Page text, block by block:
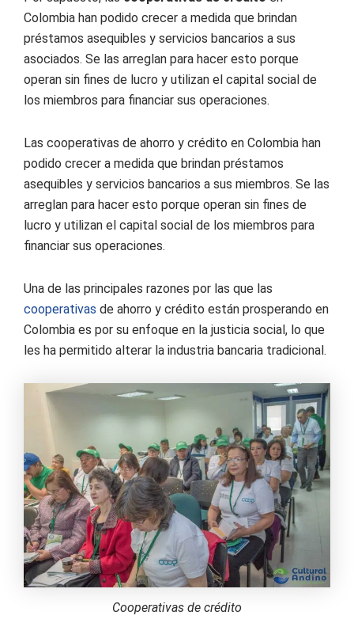
Colombia han podido crecer a medida que brindan
préstamos asequibles y servicios bancarios a sus
asociados. Se las arreglan para hacer esto porque
operan sin fines de lucro y utilizan el capital social de
los miembros para financiar sus operaciones.
Las cooperativas de ahorro y crédito en Colombia han
podido crecer a medida que brindan préstamos
asequibles y servicios bancarios a sus miembros. Se las
arreglan para hacer esto porque operan sin fines de
lucro y utilizan el capital social de los miembros para
financiar sus operaciones.
Una de las principales razones por las que las
cooperativas de ahorro y crédito están prosperando en
Colombia es por su enfoque en la justicia social, lo que
les ha permitido alterar la industria bancaria tradicional.
Cooperativas de crédito